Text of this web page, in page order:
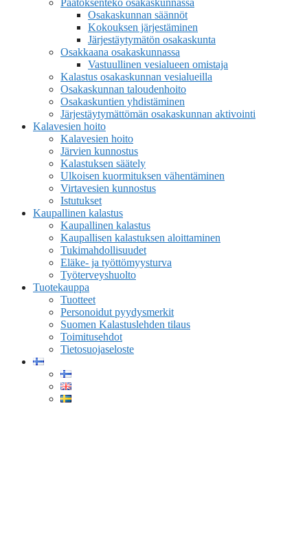
Päätöksenteko osakaskunnassa
Osakaskunnan säännöt
Kokouksen järjestäminen
Järjestäytymätön osakaskunta
Osakkaana osakaskunnassa
Vastuullinen vesialueen omistaja
Kalastus osakaskunnan vesialueilla
Osakaskunnan taloudenhoito
Osakaskuntien yhdistäminen
Järjestäytymättömän osakaskunnan aktivointi
Kalavesien hoito
Kalavesien hoito
Järvien kunnostus
Kalastuksen säätely
Ulkoisen kuormituksen vähentäminen
Virtavesien kunnostus
Istutukset
Kaupallinen kalastus
Kaupallinen kalastus
Kaupallisen kalastuksen aloittaminen
Tukimahdollisuudet
Eläke- ja työttömyysturva
Työterveyshuolto
Tuotekauppa
Tuotteet
Personoidut pyydysmerkit
Suomen Kalastuslehden tilaus
Toimitusehdot
Tietosuojaseloste